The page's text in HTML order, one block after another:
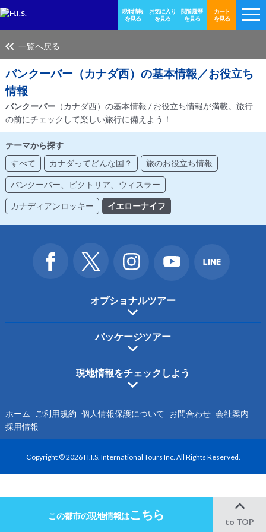
現地情報
を見る
お気に入り
を見る
閲覧履歴
を見る
カート
を見る
一覧へ戻る
バンクーバー （カナダ西）の基本情報／お役立ち
情報
バンクーバー（カナダ西）の基本情報 / お役立ち情報が満載。旅行
の前にチェックして楽しい旅行に備えよう！
テーマから探す
すべて
カナダってどんな国？ 旅のお役立ち情報
バンクーバー、ビクトリア、ウィスラー
カナディアンロッキー イエローナイフ
この都市の現地情報はこちら
to TOP
オプショナルツアー
パッケージツアー
現地情報をチェックしよう
ホーム ご利用規約 個人情報保護について お問合わせ 会社案内
採用情報
Copyright © 2026 H.I.S. International Tours Inc. All Rights Reserved.